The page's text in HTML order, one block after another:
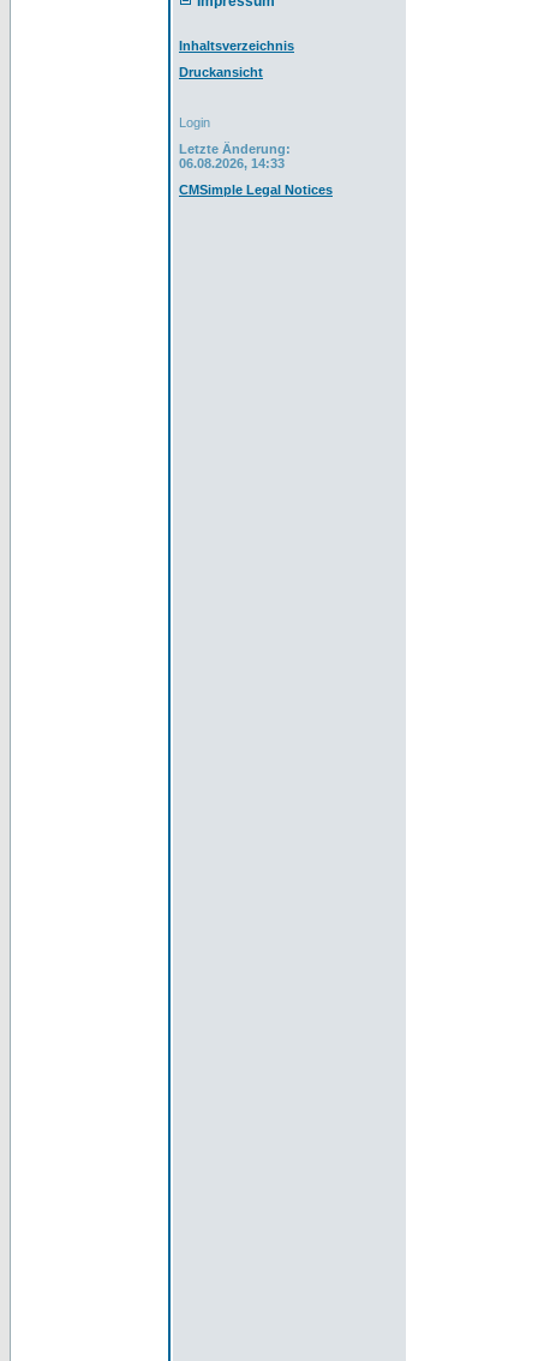
Inhaltsverzeichnis
Druckansicht
Login
Letzte Änderung:
06.08.2026, 14:33
CMSimple Legal Notices